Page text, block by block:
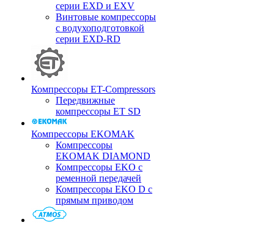
серии EXD и EXV
Винтовые компрессоры
с водухоподготовкой
серии EXD-RD
Компрессоры ET-Compressors
Передвижные
компрессоры ET SD
Компрессоры EKOMAK
Компрессоры
EKOMAK DIAMOND
Компрессоры EKO c
ременной передачей
Компрессоры EKO D с
прямым приводом